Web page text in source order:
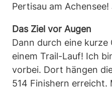
Pertisau am
Das Ziel vor Augen
Dann durch eine
einem Trail-Lauf! Ich
vorbei. Dort hängen
514 Finishern